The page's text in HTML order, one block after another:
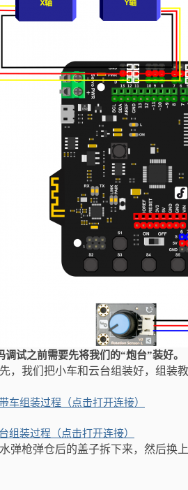
调试之前需要先将我们的“炮台”装好。
，我们把小车和云台组装好，组装
组装过程（点击打开连接）
装过程（点击打开连接）
弹枪弹仓后的盖子拆下来，然后换